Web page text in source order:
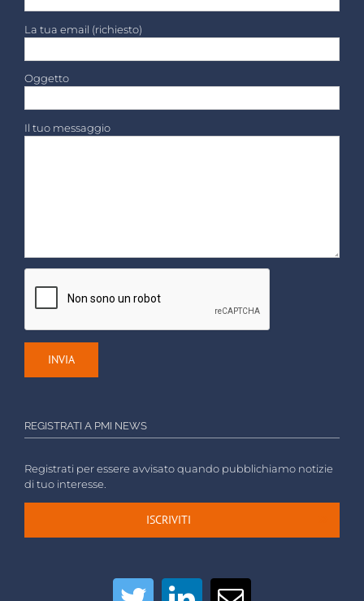
La tua email (richiesto)
Oggetto
Il tuo messaggio
REGISTRATI A PMI NEWS
Registrati per essere avvisato quando pubblichiamo notizie
di tuo interesse.
ISCRIVITI